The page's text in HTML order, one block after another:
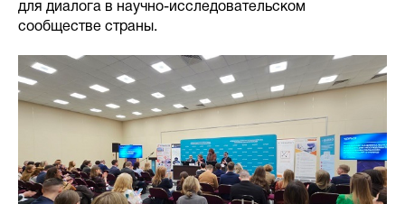
для диалога в научно-исследовательском
сообществе страны.